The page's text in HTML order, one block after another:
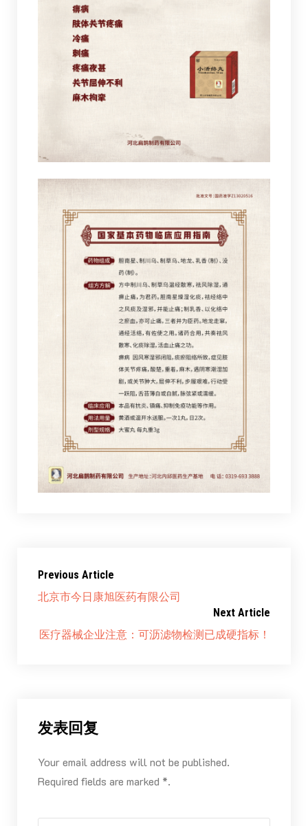
Previous Article
北京市今日康旭医药有限公司
Next Article
医疗器械企业注意：可沥滤物检测已成硬指标！
发表回复
Your email address will not be published.
Required fields are marked *.